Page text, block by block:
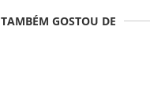
GOSTOU DE